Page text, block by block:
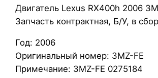
Д
в
г
а
т
Двигатель Lexus RX400h 2006
Запчасть контрактная, Б/У, в
Год: 2006
Оригинальный номер: 3MZ-FE
Примечание: 3MZ-FE 0275184